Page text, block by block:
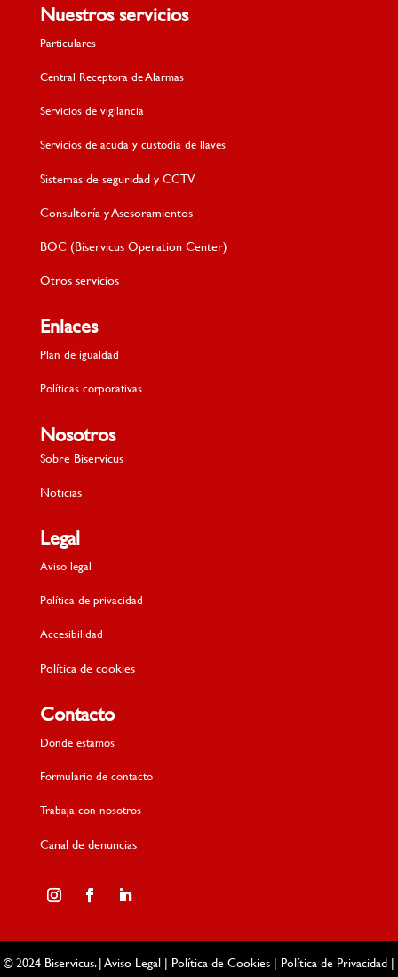
Nuestros servicios
Particulares
Central Receptora de Alarmas
Servicios de vigilancia
Servicios de acuda y custodia de llaves
Sistemas de seguridad y CCTV
Consultoría y Asesoramientos
BOC (Biservicus Operation Center)
Otros servicios
Enlaces
Plan de igualdad
Políticas corporativas
Nosotros
Sobre Biservicus
Noticias
Legal
Aviso legal
Política de privacidad
Accesibilidad
Política de cookies
Contacto
Dónde estamos
Formulario de contacto
Trabaja con nosotros
Canal de denuncias
© 2024 Biservicus. |Aviso Legal | Política de Cookies | Política de Privacidad |